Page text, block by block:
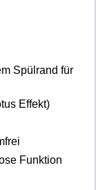
Spülrand für
Effekt)
Funktion